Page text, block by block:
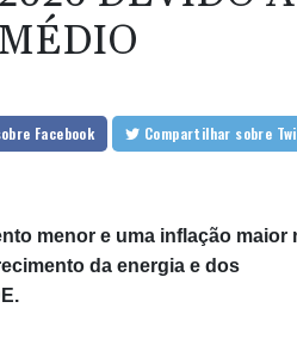
Facebook Compartilhar
menor e uma inflação maior
da energia e dos